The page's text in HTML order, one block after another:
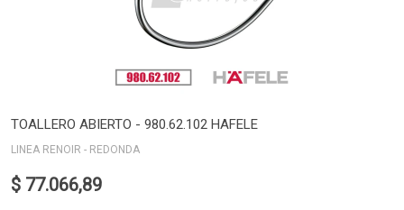
TOALLERO ABIERTO - 980.62.102 HAFELE
LINEA RENOIR - REDONDA
$ 77.066,89